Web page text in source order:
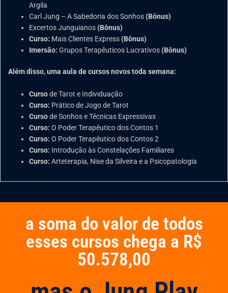
Argila
Carl Jung – A Sabedoria dos Sonhos(Bônus)
Excertos Junguianos(Bônus)
Curso: Mais Clientes Express(Bônus)
Imersão:Grupos Terapêuticos Lucrativos(Bônus)
Além disso, uma aula de cursos novos toda semana:
Cursode Tarot e Individuação
Curso: Prático de Jogo de Tarot
Cursode Sonhos e Técnicas Expressivas
Curso: O Poder Terapêutico dos Contos 1
Curso: O Poder Terapêutico dos Contos 2
Curso: Introdução às Constelações Familiares
Curso: Arteterapia, Nise da Silveira e a Psicopatologia
a soma do valor de todos
esses cursos chega a R$
50.578,00